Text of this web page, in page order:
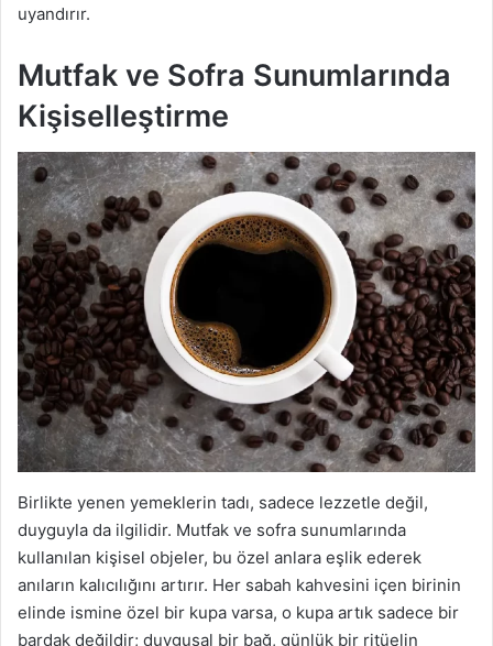
uyandırır.
Mutfak ve Sofra Sunumlarında
Kişiselleştirme
Birlikte yenen yemeklerin tadı, sadece lezzetle değil,
duyguyla da ilgilidir. Mutfak ve sofra sunumlarında
kullanılan kişisel objeler, bu özel anlara eşlik ederek
anıların kalıcılığını artırır. Her sabah kahvesini içen birinin
elinde ismine özel bir kupa varsa, o kupa artık sadece bir
bardak değildir; duygusal bir bağ, günlük bir ritüelin